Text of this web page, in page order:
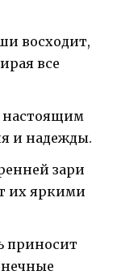
восходит,
все
настоящим
и надежды.
зари
их яркими
приносит